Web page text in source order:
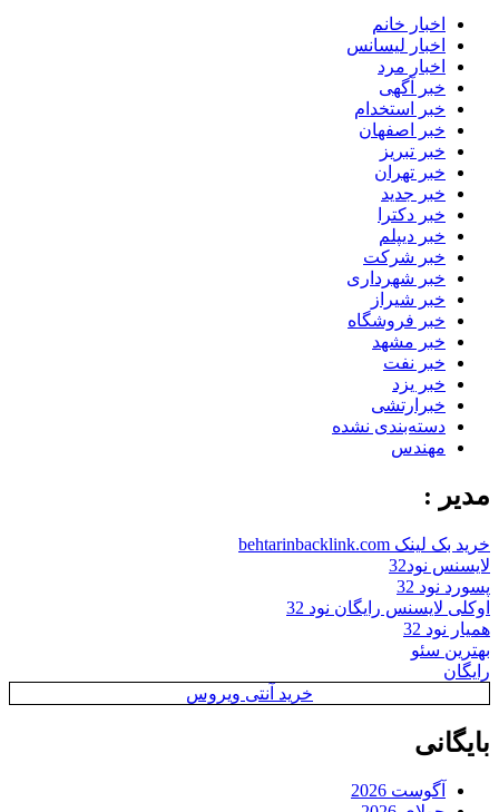
اخبار خانم
اخبار لیسانس
اخبار مرد
خبر آگهی
خبر استخدام
خبر اصفهان
خبر تبریز
خبر تهران
خبر جدید
خبر دکترا
خبر دیپلم
خبر شرکت
خبر شهرداری
خبر شیراز
خبر فروشگاه
خبر مشهد
خبر نفت
خبر یزد
خبرارتشی
دسته‌بندی نشده
مهندس
مدیر :
خرید بک لینک behtarinbacklink.com
لایسنس نود32
پسورد نود 32
اوکلی لایسنس رایگان نود 32
همیار نود 32
بهترین سئو
رایگان
خرید آنتی ویروس
بایگانی
آگوست 2026